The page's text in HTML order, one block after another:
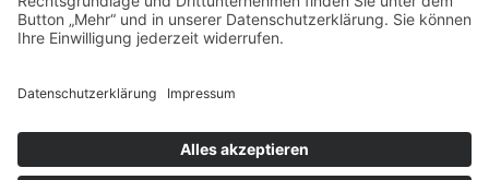
Paypal Kreditkarte Vorkasse
Versand
kostenloser Versand ab 30 €